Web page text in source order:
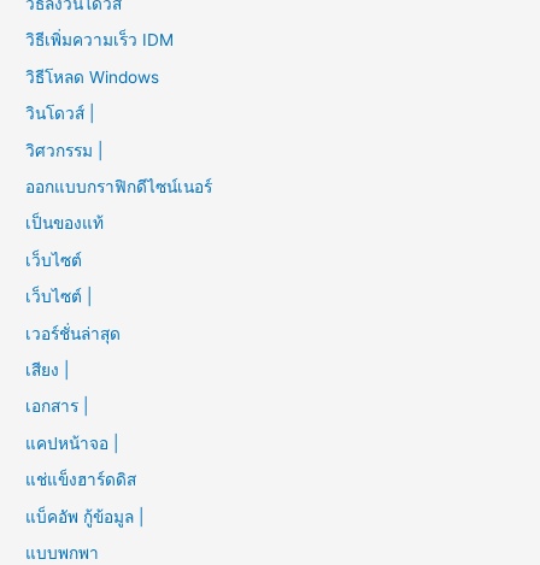
วิธีเพิ่มความเร็ว IDM
วิธีโหลด Windows
วินโดวส์ |
วิศวกรรม |
ออกแบบกราฟิกดีไซน์เนอร์
เป็นของแท้
เว็บไซต์
เว็บไซต์ |
เวอร์ชั่นล่าสุด
เสียง |
เอกสาร |
แคปหน้าจอ |
แช่แข็งฮาร์ดดิส
แบ็คอัพ กู้ข้อมูล |
แบบพกพา